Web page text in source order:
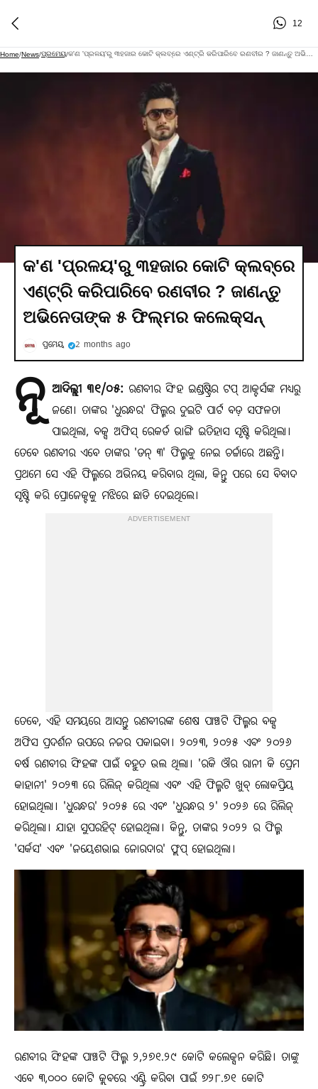
12
Home/News/ପ୍ରମେୟ/
କ'ଣ 'ପ୍ରଳୟ'ରୁ ୩ହଜାର କୋଟି କ୍ଲବ୍‌ରେ
ଏଣ୍ଟ୍ରି କରିପାରିବେ ରଣବୀର ? ଜାଣନ୍ତୁ
ଅଭିନେତାଙ୍କ ୫ ଫିଲ୍ମର କଲେକ୍ସନ୍
ପ୍ରମେୟ 2 months ago
ନୂ ଆଦିଲ୍ଲୀ ୩୧/୦୫: ରଣବୀର ସିଂହ ଇଣ୍ଡଷ୍ଟ୍ରିର ଟପ୍ ଆକ୍ଟର୍ସଙ୍କ ମଧ୍ୟରୁ
ଜଣେ। ତାଙ୍କର 'ଧୁରନ୍ଧର' ଫିଲ୍ମର ଦୁଇଟି ପାର୍ଟ ବଡ଼ ସଫଳତା
ପାଇଥିଲା, ବକ୍ସ ଅଫିସ୍ ରେକର୍ଡ ଭାଙ୍ଗି ଇତିହାସ ସୃଷ୍ଟି କରିଥିଲା।
ତେବେ ରଣବୀର ଏବେ ତାଙ୍କର 'ଡନ୍ ୩' ଫିଲ୍ମକୁ ନେଇ ଚର୍ଚ୍ଚାରେ ଅଛନ୍ତି।
ପ୍ରଥମେ ସେ ଏହି ଫିଲ୍ମରେ ଅଭିନୟ କରିବାର ଥିଲା, କିନ୍ତୁ ପରେ ସେ ବିବାଦ
ସୃଷ୍ଟି କରି ପ୍ରୋଜେକ୍ଟକୁ ମଝିରେ ଛାଡି ଦେଇଥିଲେ।
ADVERTISEMENT
ତେବେ, ଏହି ସମୟରେ ଆସନ୍ତୁ ରଣବୀରଙ୍କ ଶେଷ ପାଞ୍ଚଟି ଫିଲ୍ମର ବକ୍ସ
ଅଫିସ ପ୍ରଦର୍ଶନ ଉପରେ ନଜର ପକାଇବା। ୨୦୨୩, ୨୦୨୫ ଏବଂ ୨୦୨୬
ବର୍ଷ ରଣବୀର ସିଂହଙ୍କ ପାଇଁ ବହୁତ ଭଲ ଥିଲା। 'ରକି ଔର ରାନୀ କି ପ୍ରେମ
କାହାନୀ' ୨୦୨୩ ରେ ରିଲିଜ୍ କରିଥିଲା ଏବଂ ଏହି ଫିଲ୍ମଟି ଖୁବ୍ ଲୋକପ୍ରିୟ
ହୋଇଥିଲା। 'ଧୁରନ୍ଧର' ୨୦୨୫ ରେ ଏବଂ 'ଧୁରନ୍ଧର ୨' ୨୦୨୬ ରେ ରିଲିଜ୍
କରିଥିଲା। ଯାହା ସୁପରହିଟ୍ ହୋଇଥିଲା। କିନ୍ତୁ, ତାଙ୍କର ୨୦୨୨ ର ଫିଲ୍ମ
'ସର୍କସ' ଏବଂ 'ଜୟେଶଭାଇ ଜୋରଦାର' ଫ୍ଲପ୍ ହୋଇଥିଲା।
ରଣବୀର ସିଂହଙ୍କ ପାଞ୍ଚଟି ଫିଲ୍ମ ୨,୨୭୧.୨୯ କୋଟି କଲେକ୍ସନ କରିଛି। ତାଙ୍କୁ
ଏବେ ୩,୦୦୦ କୋଟି କ୍ଲବରେ ଏଣ୍ଟ୍ରି କରିବା ପାଇଁ ୭୨୮.୭୧ କୋଟି